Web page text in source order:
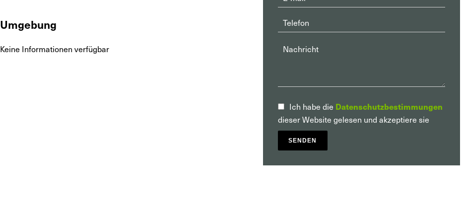
Umgebung
Keine Informationen verfügbar
Ich habe die Datenschutzbestimmungen
dieser Website gelesen und akzeptiere sie
SENDEN